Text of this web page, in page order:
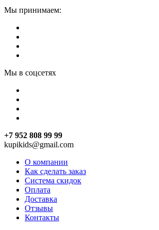
Мы принимаем:
Мы в соцсетях
+7 952 808 99 99
kupikids@gmail.com
О компании
Как сделать заказ
Система скидок
Оплата
Доставка
Отзывы
Контакты